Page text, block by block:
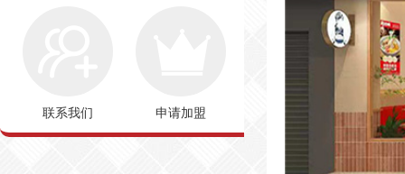
联系我们 申请加盟